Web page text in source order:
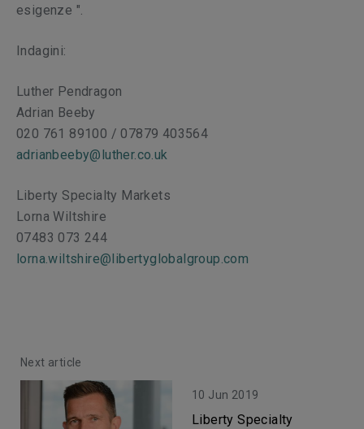
esigenze ".
Indagini:
Luther Pendragon
Adrian Beeby
020 761 89100 / 07879 403564
adrianbeeby@luther.co.uk
Liberty Specialty Markets
Lorna Wiltshire
07483 073 244
lorna.wiltshire@libertyglobalgroup.com
Next article
10 Jun 2019
Liberty Specialty